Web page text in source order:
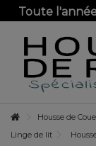
Toute
Housse de
Linge de lit